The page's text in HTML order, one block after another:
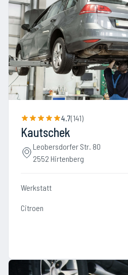
4.7(141)
Kautschek
Leobersdorfer Str. 80
2552 Hirtenberg
Werkstatt
Citroen